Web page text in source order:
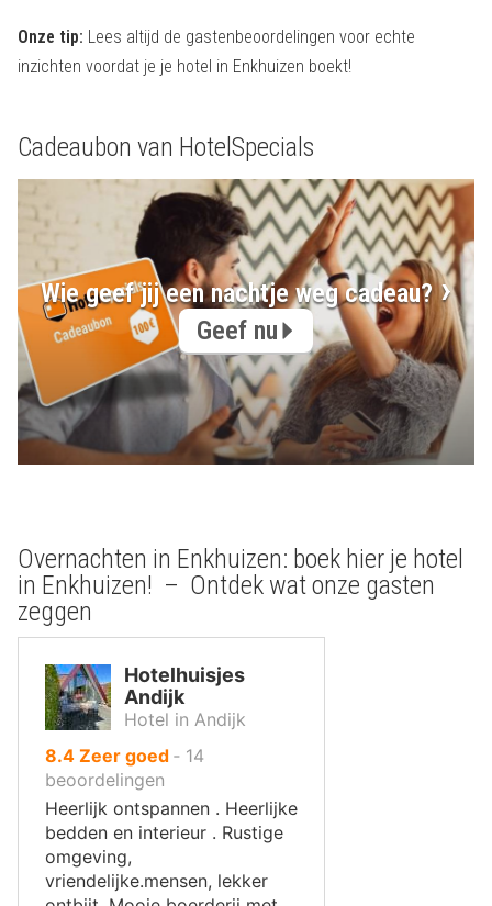
Onze tip: Lees altijd de gastenbeoordelingen voor echte
inzichten voordat je je hotel in Enkhuizen boekt!
Cadeaubon van HotelSpecials
Wie geef jij een nachtje weg cadeau?
Geef nu
Overnachten in Enkhuizen: boek hier je hotel
in Enkhuizen! – Ontdek wat onze gasten
zeggen
Hotelhuisjes
Andijk
Hotel in Andijk
8.4uit
10
,
Zeer goed ‐ 14
beoordelingen
Heerlijk ontspannen . Heerlijke
bedden en interieur . Rustige
omgeving,
vriendelijke.mensen, lekker